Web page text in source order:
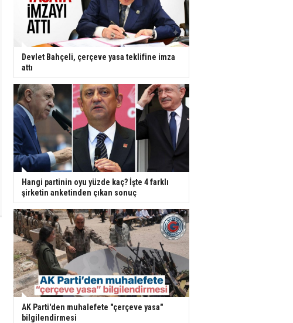
Devlet Bahçeli, çerçeve yasa teklifine imza
attı
Hangi partinin oyu yüzde kaç? İşte 4 farklı
şirketin anketinden çıkan sonuç
AK Parti'den muhalefete "çerçeve yasa"
bilgilendirmesi